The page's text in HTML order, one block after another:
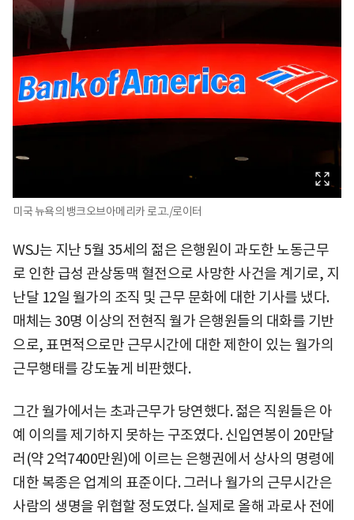
미국 뉴욕의 뱅크오브아메리카 로고./로이터
WSJ는 지난 5월 35세의 젊은 은행원이 과도한 노동근무
로 인한 급성 관상동맥 혈전으로 사망한 사건을 계기로, 지
난달 12일 월가의 조직 및 근무 문화에 대한 기사를 냈다.
매체는 30명 이상의 전현직 월가 은행원들의 대화를 기반
으로, 표면적으로만 근무시간에 대한 제한이 있는 월가의
근무행태를 강도높게 비판했다.
그간 월가에서는 초과근무가 당연했다. 젊은 직원들은 아
예 이의를 제기하지 못하는 구조였다. 신입연봉이 20만달
러(약 2억7400만원)에 이르는 은행권에서 상사의 명령에
대한 복종은 업계의 표준이다. 그러나 월가의 근무시간은
사람의 생명을 위협할 정도였다. 실제로 올해 과로사 전에